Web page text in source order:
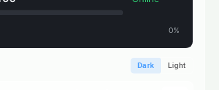
Dark Light